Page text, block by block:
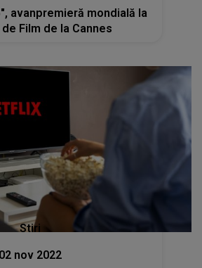
avanpremieră mondială la
Film de la Cannes
Stiri
02 nov 2022